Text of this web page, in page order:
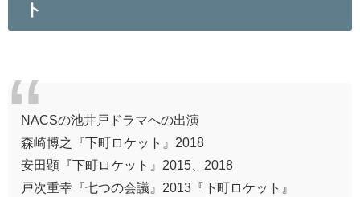
ト
NACSの池井戸ドラマへの出演
森崎博之『下町ロケット』2018
安田顕『下町ロケット』2015、2018
戸次重幸『七つの会議』2013『下町ロケット』